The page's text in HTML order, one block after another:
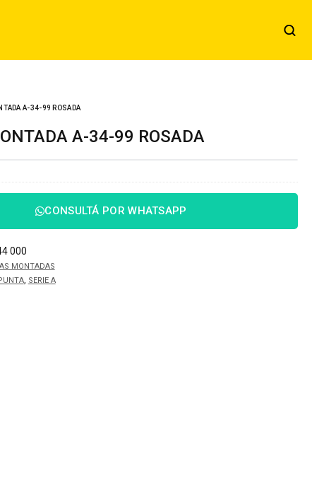
A-34-99 ROSADA
A-34-99 ROSADA
CONSULTÁ POR WHATSAPP
000
MONTADAS
, SERIE A